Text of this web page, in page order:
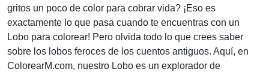
gritos un poco de color para cobrar vida? ¡Eso es
exactamente lo que pasa cuando te encuentras con un
Lobo para colorear! Pero olvida todo lo que crees saber
sobre los lobos feroces de los cuentos antiguos. Aquí, en
ColorearM.com, nuestro Lobo es un explorador de